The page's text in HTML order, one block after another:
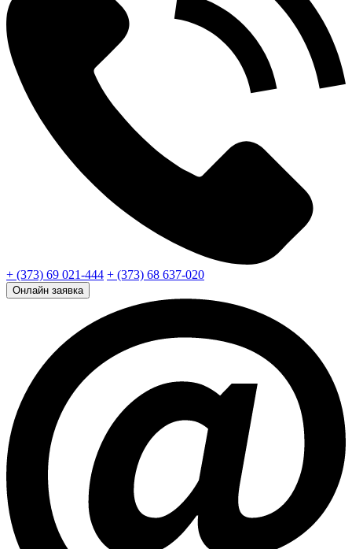
+ (373) 69 021-444 + (373) 68 637-020
Онлайн заявка